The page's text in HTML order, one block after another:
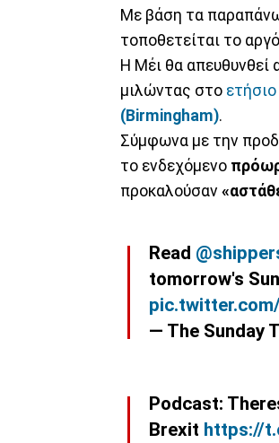
Με βάση τα
τοποθετείται το
Η Μέι θα απευθυνθεί
μιλώντας στο ετήσιο
(Birmingham).
Σύμφωνα με την
το ενδεχόμενο
προκαλούσαν
Read
tomorrow's
— The Sunday
Podcast:
Brexit https://